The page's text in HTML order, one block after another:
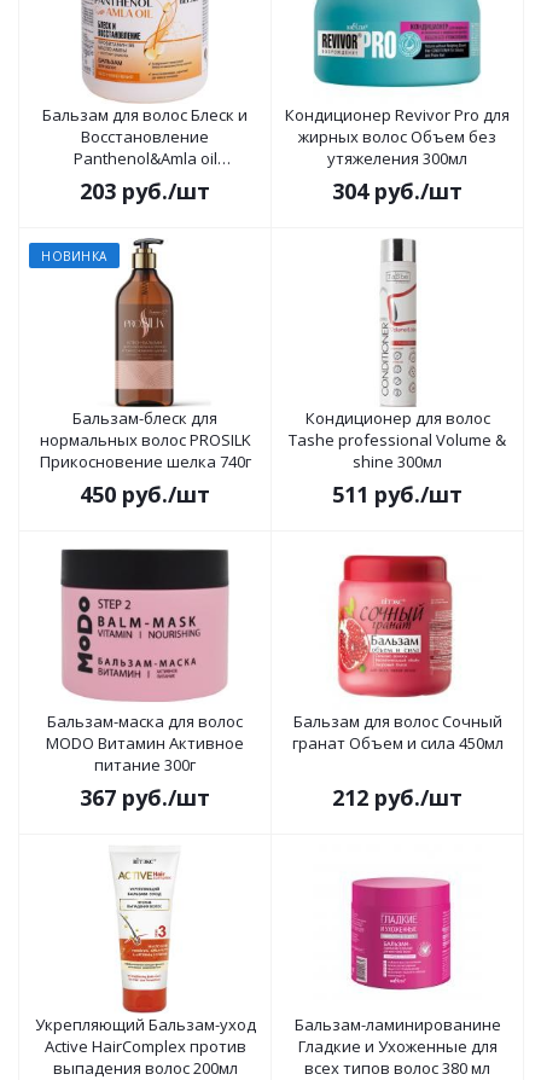
Бальзам для волос Блеск и
Восстановление
Panthenol&Amla oil
провитамин В5, масло амлы
450 мл
203 руб./шт
Кондиционер Revivor Pro для
жирных волос Объем без
утяжеления 300мл
304руб./шт
НОВИНКА
Бальзам-блеск для
нормальных волос PROSILK
Прикосновение шелка 740г
450 руб./шт
Кондиционер для волос
Tashe professional Volume &
shine 300мл
511 руб./шт
Бальзам-маска для волос
MODO Витамин Активное
питание 300г
367 руб./шт
Бальзам для волос Сочный
гранат Объем и сила 450мл
212 руб./шт
Укрепляющий Бальзам-уход
Active HairComplex против
выпадения волос 200мл
Бальзам-ламинированине
Гладкие и Ухоженные для
всех типов волос 380 мл